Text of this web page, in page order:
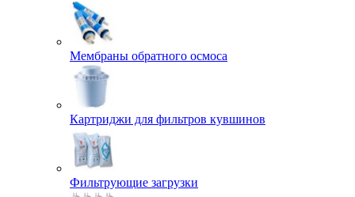
Мембраны обратного осмоса
Картриджи для фильтров кувшинов
Фильтрующие загрузки